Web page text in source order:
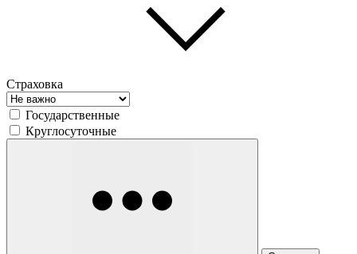
Страховка
Государственные
Круглосуточные